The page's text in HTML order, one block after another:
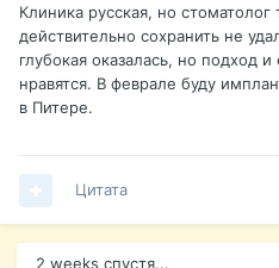
Клиника русская, но стоматолог
действительно сохранить не
глубокая оказалась, но подход
нравятся. В феврале буду
в Питере.
Цитата
2 weeks спустя...